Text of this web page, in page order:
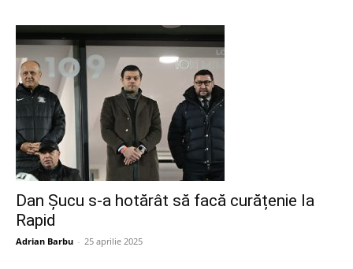
Dan Șucu s-a hotărât să facă curățenie la
Rapid
Adrian Barbu - 25 aprilie 2025